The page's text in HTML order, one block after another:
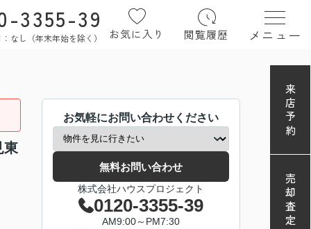
3355-39
なし（年末年始を除く） お気に入り 閲覧履歴 メニュー
東
お気軽にお問い合わせください
無料お問い合わせ
株式会社ハウスプロジェクト
0120-3355-39
AM9:00～PM7:30
来店予約
売却査定